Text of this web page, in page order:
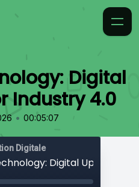
Digital
Industry 4.0
• 00:05:07
Digitale